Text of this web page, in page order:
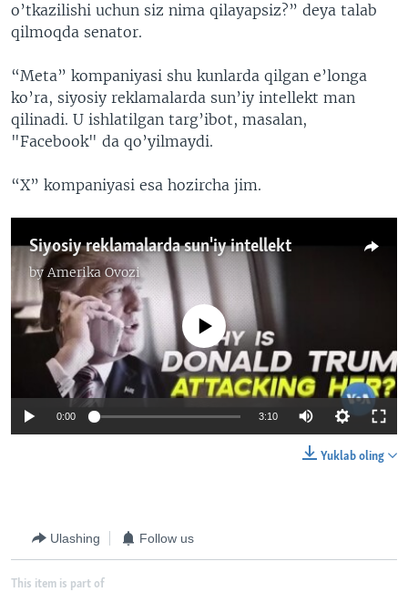
o’tkazilishi uchun siz nima qilayapsiz?” deya talab
qilmoqda senator.
“Meta” kompaniyasi shu kunlarda qilgan e’longa
ko’ra, siyosiy reklamalarda sun’iy intellekt man
qilinadi. U ishlatilgan targ’ibot, masalan,
"Facebook" da qo’yilmaydi.
“X” kompaniyasi esa hozircha jim.
Siyosiy reklamalarda sun'iy intellekt
byAmerika Ovozi
No media source currently available
0:00 3:10
Yuklab oling
Ulashing Follow us
This item is part of